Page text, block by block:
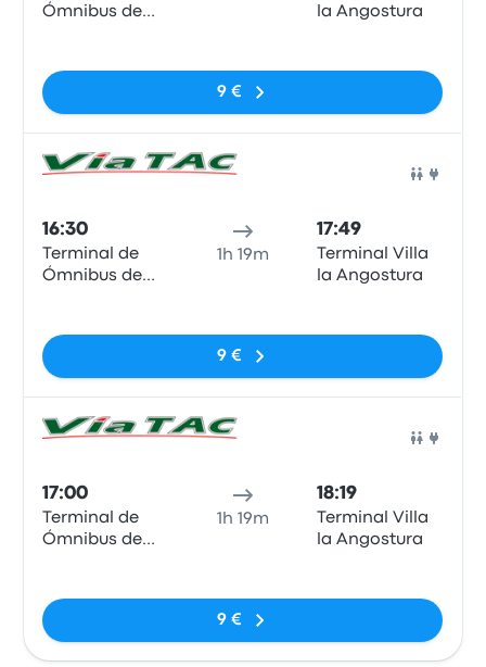
Ómnibus de
la Angostura
9 €
16:30
Terminal de
Ómnibus de
1h 19m
17:49
Terminal Villa
la Angostura
9 €
17:00
Terminal de
Ómnibus de
1h 19m
18:19
Terminal Villa
la Angostura
9 €